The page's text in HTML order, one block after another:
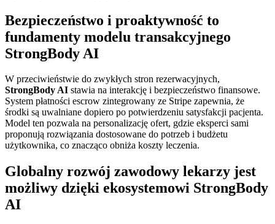
Bezpieczeństwo i proaktywność to
fundamenty modelu transakcyjnego
StrongBody AI
W przeciwieństwie do zwykłych stron rezerwacyjnych,
StrongBody AI stawia na interakcję i bezpieczeństwo finansowe.
System płatności escrow zintegrowany ze Stripe zapewnia, że
środki są uwalniane dopiero po potwierdzeniu satysfakcji pacjenta.
Model ten pozwala na personalizację ofert, gdzie eksperci sami
proponują rozwiązania dostosowane do potrzeb i budżetu
użytkownika, co znacząco obniża koszty leczenia.
Globalny rozwój zawodowy lekarzy jest
możliwy dzięki ekosystemowi StrongBody
AI